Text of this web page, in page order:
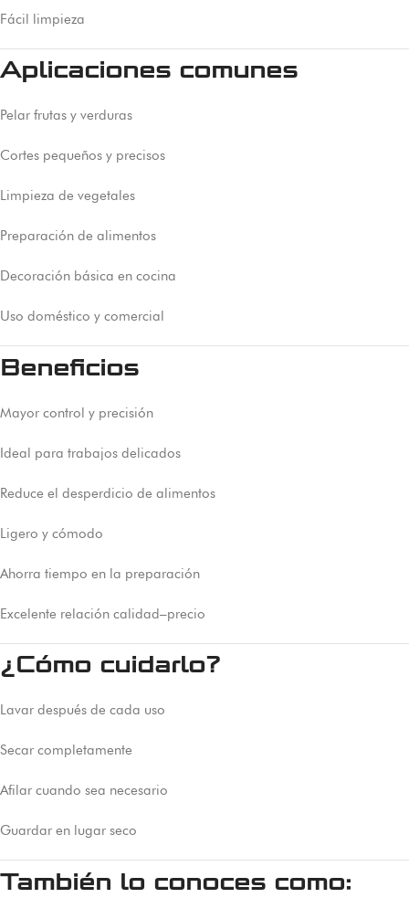
Fácil limpieza
Aplicaciones comunes
Pelar frutas y verduras
Cortes pequeños y precisos
Limpieza de vegetales
Preparación de alimentos
Decoración básica en cocina
Uso doméstico y comercial
Beneficios
Mayor control y precisión
Ideal para trabajos delicados
Reduce el desperdicio de alimentos
Ligero y cómodo
Ahorra tiempo en la preparación
Excelente relación calidad–precio
¿Cómo cuidarlo?
Lavar después de cada uso
Secar completamente
Afilar cuando sea necesario
Guardar en lugar seco
También lo conoces como: